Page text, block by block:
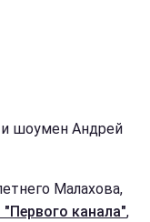
шоумен Андрей
Малахова,
канала",